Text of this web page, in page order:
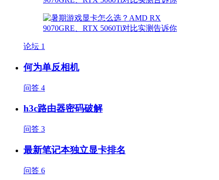
论坛 1
何为单反相机
问答 4
h3c路由器密码破解
问答 3
最新笔记本独立显卡排名
问答 6